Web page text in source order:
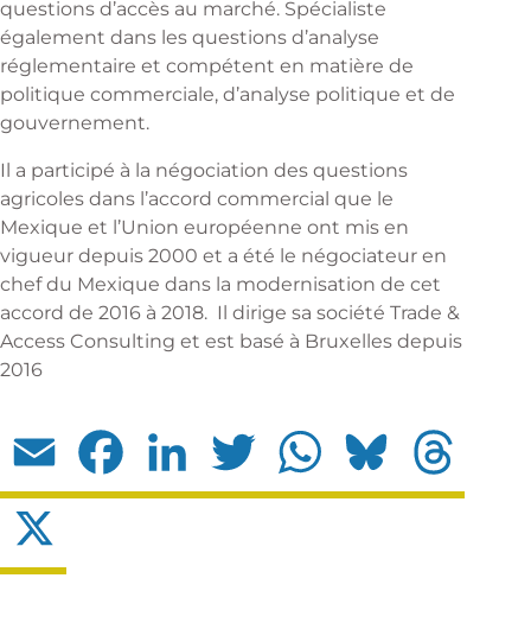
questions d’accès au marché. Spécialiste
également dans les questions d’analyse
réglementaire et compétent en matière de
politique commerciale, d’analyse politique et de
gouvernement.
Il a participé à la négociation des questions
agricoles dans l’accord commercial que le
Mexique et l’Union européenne ont mis en
vigueur depuis 2000 et a été le négociateur en
chef du Mexique dans la modernisation de cet
accord de 2016 à 2018. Il dirige sa société Trade &
Access Consulting et est basé à Bruxelles depuis
2016
Email Facebook LinkedIn Twitter WhatsApp Bluesky